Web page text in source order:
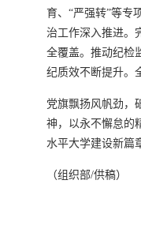
育、“严强转”等专
治工作深入推进。
全覆盖。推动纪检
纪质效不断提升。
党旗飘扬风帆劲，
神，以永不懈怠的
水平大学建设新篇
（组织部/供稿）